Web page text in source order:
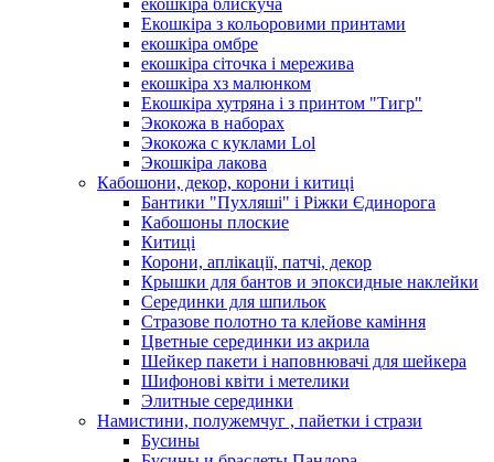
екошкіра блискуча
Екошкіра з кольоровими принтами
екошкіра омбре
екошкіра сіточка і мережива
екошкіра хз малюнком
Екошкіра хутряна і з принтом "Тигр"
Экокожа в наборах
Экокожа с куклами Lol
Экошкiра лакова
Кабошони, декор, корони і китиці
Бантики "Пухляші" і Ріжки Єдинорога
Кабошоны плоские
Китиці
Корони, аплікації, патчі, декор
Крышки для бантов и эпоксидные наклейки
Серединки для шпильок
Стразове полотно та клейове каміння
Цветные серединки из акрила
Шейкер пакети і наповнювачі для шейкера
Шифонові квіти і метелики
Элитные серединки
Намистини, полужемчуг , пайетки і стрази
Бусины